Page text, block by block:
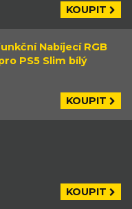
KOUPIT
Nabíjecí RGB
PS5 Slim bílý
KOUPIT
KOUPIT